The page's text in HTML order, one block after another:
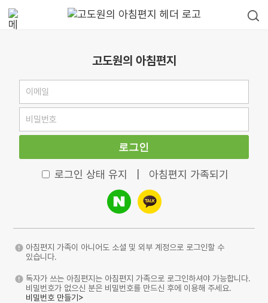
고도원의 아침편지
로그인
로그인 상태 유지 아침편지 가족되기
아침편지 가족이 아니어도 소셜 및 외부 계정으로 로그인할 수
있습니다.
독자가 쓰는 아침편지는 아침편지 가족으로 로그인하셔야 가능합니다.
비밀번호가 없으신 분은 비밀번호를 만드신 후에 이용해 주세요.
비밀번호 만들기>